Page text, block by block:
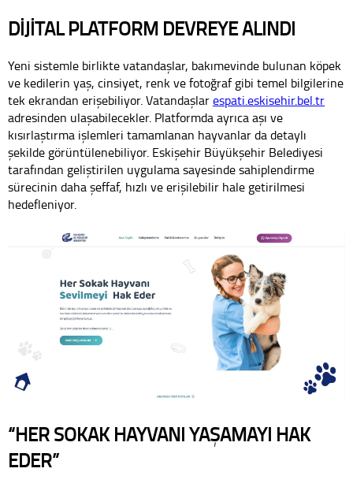
DİJİTAL PLATFORM DEVREYE ALINDI
Yeni sistemle birlikte vatandaşlar, bakımevinde bulunan köpek
ve kedilerin yaş, cinsiyet, renk ve fotoğraf gibi temel bilgilerine
tek ekrandan erişebiliyor. Vatandaşlarespati.eskisehir.bel.tr
adresinden ulaşabilecekler. Platformda ayrıca aşı ve
kısırlaştırma işlemleri tamamlanan hayvanlar da detaylı
şekilde görüntülenebiliyor. Eskişehir Büyükşehir Belediyesi
tarafından geliştirilen uygulama sayesinde sahiplendirme
sürecinin daha şeffaf, hızlı ve erişilebilir hale getirilmesi
hedefleniyor.
“HER SOKAK HAYVANI YAŞAMAYI HAK
EDER”